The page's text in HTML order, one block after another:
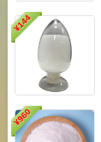
¥
144
¥
960